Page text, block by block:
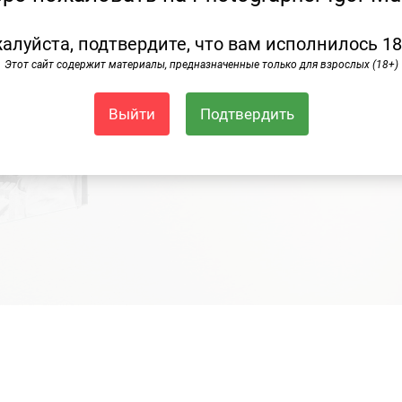
подтвердите, что вам исполнилось
Этот сайт содержит материалы, предназначенные только для взрослых (18+)
Выйти Подтвердить